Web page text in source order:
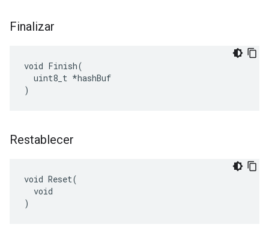
Finalizar
void Finish(
  uint8_t *hashBuf
)
Restablecer
void Reset(
  void
)